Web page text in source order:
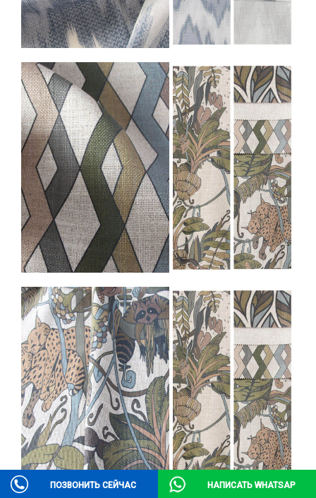
ПОЗВОНИТЬ СЕЙЧАС НАПИСАТЬ WHATSAP